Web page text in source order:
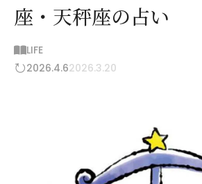
座・天秤座の占い
LIFE
2026.4.62026.3.20